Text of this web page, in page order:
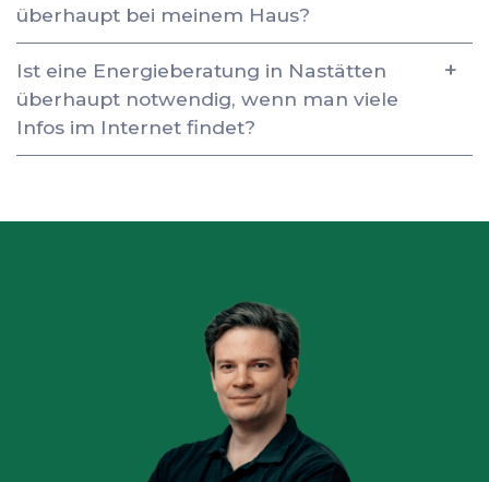
überhaupt bei meinem Haus?
Ist eine Energieberatung in Nastätten
überhaupt notwendig, wenn man viele
Infos im Internet findet?